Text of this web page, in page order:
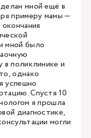
мной ещё в
примеру мамы —
мной было
в поликлинике и
однако
успешно
Спустя 10
я прошла
диагностике,
могли